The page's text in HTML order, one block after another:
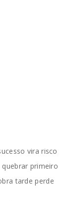
vira risco
quebrar primeiro
tarde perde